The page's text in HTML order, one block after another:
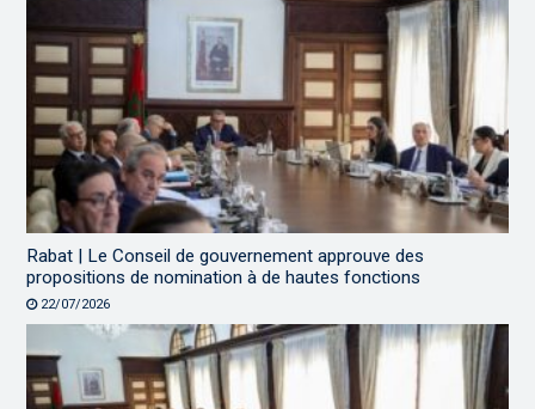
Rabat | Le Conseil de gouvernement approuve des
propositions de nomination à de hautes fonctions
22/07/2026